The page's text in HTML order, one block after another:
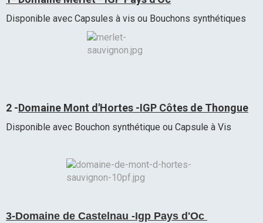
Disponible avec Capsules à vis ou Bouchons synthétiques
2 -Domaine Mont d'Hortes -IGP Côtes de Thongue
Disponible avec Bouchon synthétique ou Capsule à Vis
3-Domaine de Castelnau -Igp Pays d'Oc